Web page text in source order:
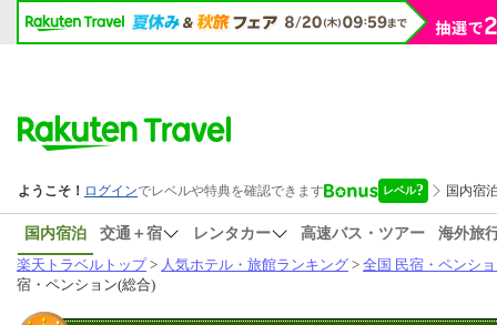
国内宿泊 交通＋宿 レンタカー 高速バス・ツアー
海外旅
楽天トラベルトップ> 人気ホテル・旅館ランキング > 全国 民宿・ペンシ
宿・ペンション(総合)